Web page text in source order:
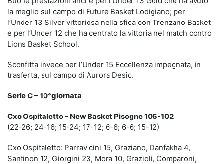
la meglio sul campo di Future Basket Lodigiano; per
l’Under 13 Silver vittoriosa nella sfida con Trenzano Basket
e per l’Under 12 che ha centrato la vittoria nel match contro
Lions Basket School.
Sconfitta invece per l’Under 15 Eccellenza impegnata, in
trasferta, sul campo di Aurora Desio.
Serie C – 10°giornata
Cxo Ospitaletto – New Basket Pisogne 105-102
(22-26; 24-16; 15-24; 17-12; 6-6; 6-6; 15-12)
Cxo Ospitaletto: Parravicini 15, Graziano, Danfakha 4,
Santinon 12, Giorgini 23, Mora 10, Grazioli, Comparoni,